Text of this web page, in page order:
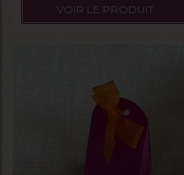
VOIR LE PRODUIT